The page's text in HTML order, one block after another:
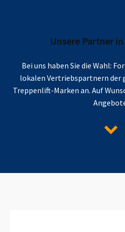
Unsere Partner in
Bei uns haben Sie die Wahl:
lokalen Vertriebspartnern
Treppenlift-Marken an. Auf